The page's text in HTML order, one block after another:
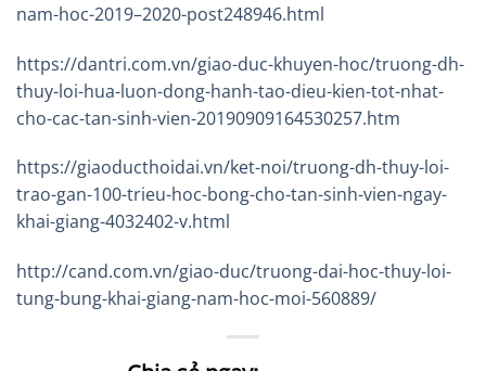
nam-hoc-2019–2020-post248946.html
https://dantri.com.vn/giao-duc-khuyen-hoc/truong-dh-
thuy-loi-hua-luon-dong-hanh-tao-dieu-kien-tot-nhat-
cho-cac-tan-sinh-vien-20190909164530257.htm
https://giaoducthoidai.vn/ket-noi/truong-dh-thuy-loi-
trao-gan-100-trieu-hoc-bong-cho-tan-sinh-vien-ngay-
khai-giang-4032402-v.html
http://cand.com.vn/giao-duc/truong-dai-hoc-thuy-loi-
tung-bung-khai-giang-nam-hoc-moi-560889/